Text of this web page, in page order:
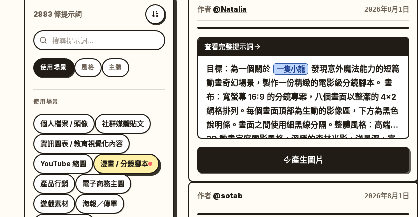
2883 條提示詞
最新
使用場景 風格 主體
使用場景
個人檔案 / 頭像 社群媒體貼文
資訊圖表 / 教育視覺化內容
YouTube 縮圖 漫畫 / 分鏡腳本
產品行銷 電子商務主圖
遊戲素材 海報／傳單
作者 @Natalia 2026年8月1日
GPT IMAGE 2
查看完整提示詞
目標：為一個關於 一隻小龍
發現意外魔法能力的短篇
動畫奇幻場景，製作一份精緻的電影級分鏡腳本。 畫
布：寬螢幕 16:9 的分鏡專案，八個畫面以整潔的 4x2
網格排列。每個畫面頂部為生動的影像區，下方為黑色
說明條。畫面之間使用細黑線分隔。整體風格：高端
3D 動畫家庭電影風格，溫暖的森林光影，淺景深，富
有表現力的角色動作，發光的粒子，茂盛的花朵、苔
蘚、蝴蝶以及柔和的金色陽光。 主角細節：主角是一隻
可愛的小橘色幼龍，擁有奶油色的腹部、大大的綠眼
睛、小角、小蝙蝠翅膀、圓潤的口鼻部、柔軟的鱗片以
及孩童般的比例。故事發生在一個充滿花朵、長滿苔蘚
產生圖片
作者 @sotab 2026年8月1日